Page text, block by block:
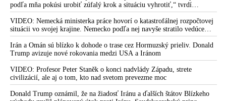
podľa mňa pokúsi urobiť zúfalý krok a situáciu vyhrotiť,“ tvrdí
americký armádny plukovník vo výslužbe Douglas Macgregor
VIDEO: Nemecká ministerka práce hovorí o katastrofálnej rozpočtovej
situácii vo svojej krajine. Nemecko podľa nej navyše stratilo vedúce
postavenie v mnohých technologických oblastiach
Irán a Omán sú blízko k dohode o trase cez Hormuzský prieliv. Donald
Trump avizuje nové rokovania medzi USA a Iránom
VIDEO: Profesor Peter Staněk o konci nadvlády Západu, strete
civilizácií, ale aj o tom, kto nad svetom prevezme moc
Donald Trump oznámil, že na žiadosť Iránu a ďalších štátov Blízkeho